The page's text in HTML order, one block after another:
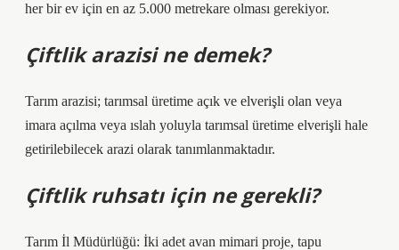
her bir ev için en az 5.000 metrekare olması gerekiyor.
Çiftlik arazisi ne demek?
Tarım arazisi; tarımsal üretime açık ve elverişli olan veya
imara açılma veya ıslah yoluyla tarımsal üretime elverişli hale
getirilebilecek arazi olarak tanımlanmaktadır.
Çiftlik ruhsatı için ne gerekli?
Tarım İl Müdürlüğü: İki adet avan mimari proje, tapu